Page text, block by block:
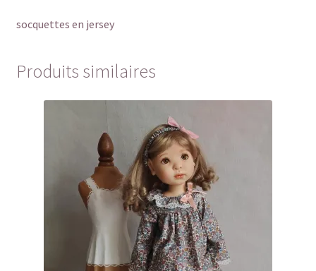
socquettes en jersey
Produits similaires